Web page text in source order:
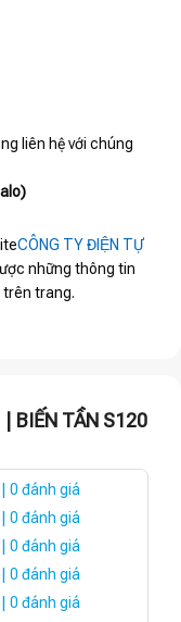
liên hệ với chúng
CÔNG TY ĐIỆN TỰ
những thông tin
trên trang.
BIẾN TẦN S120
| 0 đánh giá
| 0 đánh giá
| 0 đánh giá
| 0 đánh giá
| 0 đánh giá